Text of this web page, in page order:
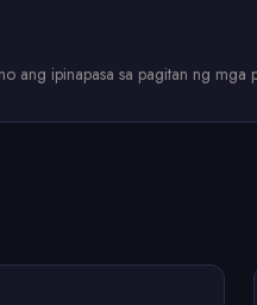
ang ipinapasa sa pagitan ng mga